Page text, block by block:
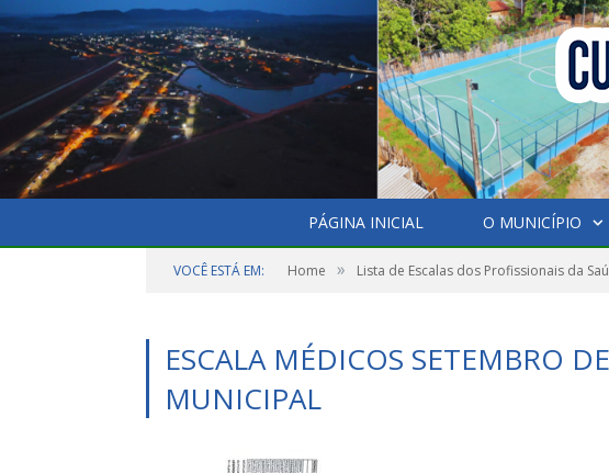
PÁGINA INICIAL O MUNICÍPIO
VOCÊ ESTÁ EM: Home » Lista de Escalas dos Profissionais da
ESCALA MÉDICOS SETEMBRO
MUNICIPAL